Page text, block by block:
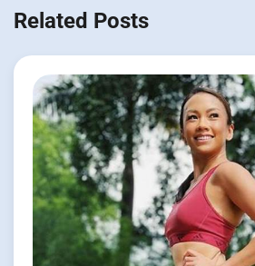
Related Posts